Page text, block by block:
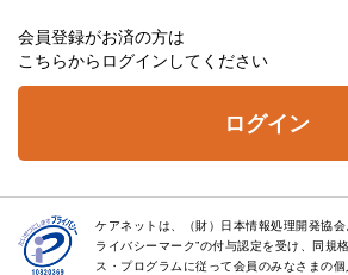
会員登録がお済の方は
こちらからログインしてください
ログイン
ケアネットは、（財）日本情報処理開発協
ライバシーマーク”の付与認定を受け、同規
ス・プログラムに従って会員のみなさまの